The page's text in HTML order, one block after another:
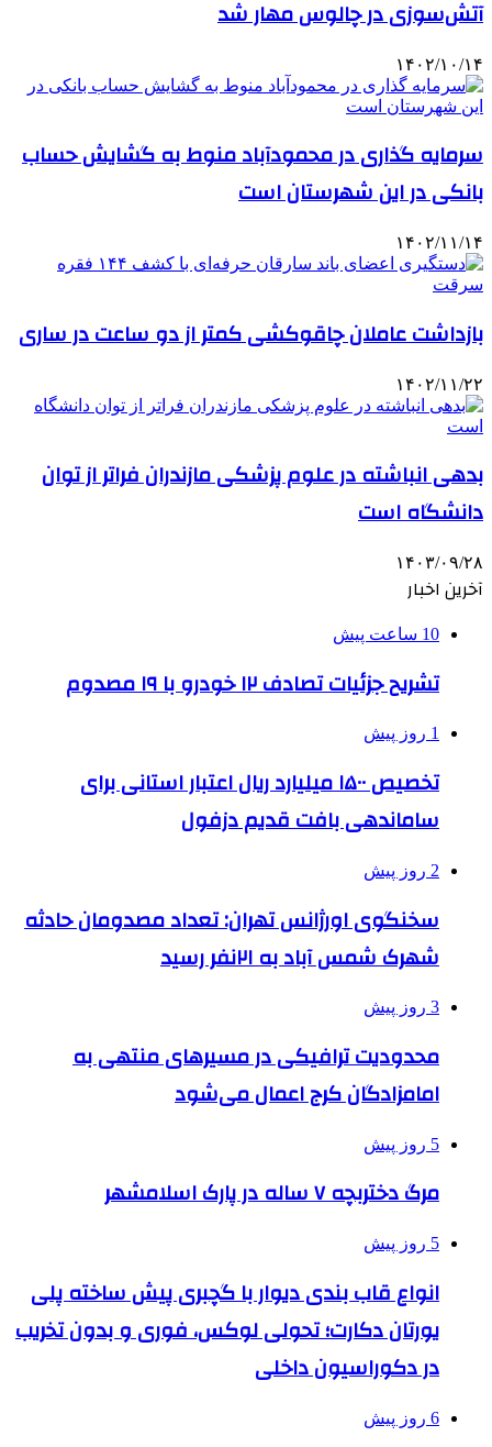
آتش‌سوزی در چالوس مهار شد
۱۴۰۲/۱۰/۱۴
سرمایه گذاری در محمودآباد منوط به گشایش حساب
بانکی در این شهرستان است
۱۴۰۲/۱۱/۱۴
بازداشت عاملان چاقوکشی کمتر از دو ساعت در ساری
۱۴۰۲/۱۱/۲۲
بدهی انباشته در علوم پزشکی مازندران فراتر از توان
دانشگاه است
۱۴۰۳/۰۹/۲۸
آخرین اخبار
10 ساعت پیش
تشریح جزئیات تصادف ۱۲ خودرو با ۱۹ مصدوم
1 روز پیش
تخصیص ۱۵۰۰ میلیارد ریال اعتبار استانی برای
ساماندهی بافت قدیم دزفول
2 روز پیش
سخنگوی اورژانس تهران: تعداد مصدومان حادثه
شهرک شمس آباد به ۲۱نفر رسید
3 روز پیش
محدودیت ترافیکی در مسیرهای منتهی به
امامزادگان کرج اعمال می‌شود
5 روز پیش
مرگ دختربچه ۷ ساله در پارک اسلامشهر
5 روز پیش
انواع قاب بندی دیوار با گچبری پیش ساخته پلی
یورتان دکارت؛ تحولی لوکس، فوری و بدون تخریب
در دکوراسیون داخلی
6 روز پیش